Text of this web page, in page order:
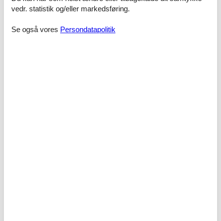
Auf Wunsch mit Frühstück. Nichtraucherwohnung. Haustiere sind
nicht erlaubt.
vedr. statistik og/eller markedsføring.
Se også vores Persondatapolitik